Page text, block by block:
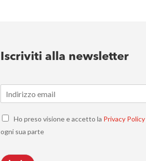
Iscriviti alla newsletter
m
iC
e
k
Ho preso visione e accetto la Privacy Policy
ogni sua parte